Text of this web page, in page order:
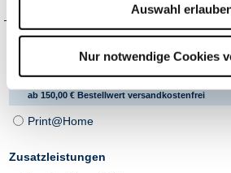
Auswahl
Nur notwendige Cookies
ab 150,00 € Bestellwert versandkostenfrei
Print@Home
Zusatzleistungen